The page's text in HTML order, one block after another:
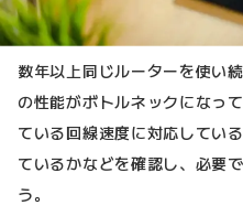
数年以上同じルーターを使い
の性能がボトルネックになっ
ている回線速度に対応してい
ているかなどを確認し、必要
う。